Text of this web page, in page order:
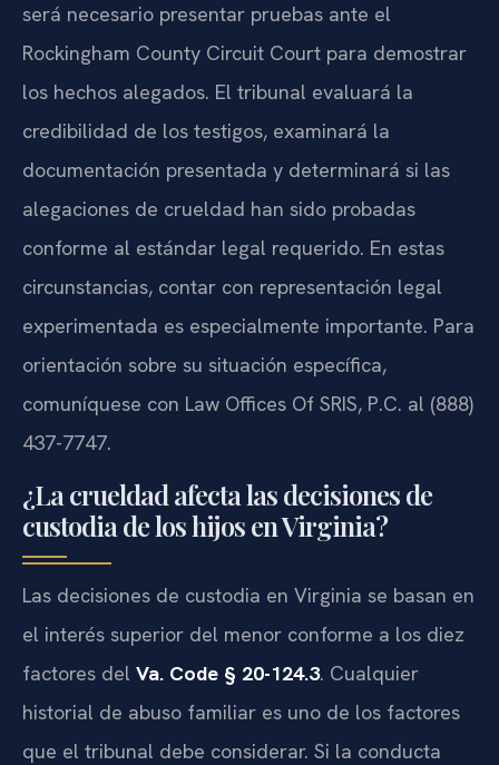
será necesario presentar pruebas ante el
Rockingham County Circuit Court para demostrar
los hechos alegados. El tribunal evaluará la
credibilidad de los testigos, examinará la
documentación presentada y determinará si las
alegaciones de crueldad han sido probadas
conforme al estándar legal requerido. En estas
circunstancias, contar con representación legal
experimentada es especialmente importante. Para
orientación sobre su situación específica,
comuníquese con Law Offices Of SRIS, P.C. al (888)
437-7747.
¿La crueldad afecta las decisiones de
custodia de los hijos en Virginia?
Las decisiones de custodia en Virginia se basan en
el interés superior del menor conforme a los diez
factores del Va. Code § 20-124.3. Cualquier
historial de abuso familiar es uno de los factores
que el tribunal debe considerar. Si la conducta